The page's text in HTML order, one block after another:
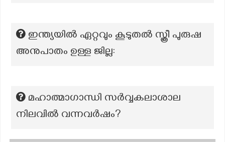
ഇന്ത്യയിൽ ഏറ്റവും കൂടുതൽ സ്ത്രീ പുരുഷ
അനുപാതം ഉള്ള ജില്ല:
മഹാത്മാഗാന്ധി സർവ്വകലാശാല
നിലവിൽ വന്നവർഷം?